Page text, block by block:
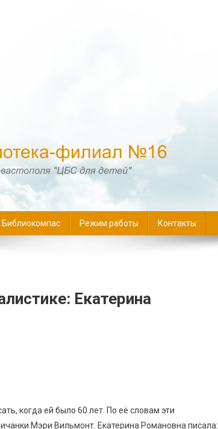
Библиокомпас Режим работы Контакты
Екатерина
когда ей было 60 лет. По её словам эти
Мэри Вильмонт. Екатерина Романовна писала: